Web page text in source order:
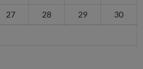
27 28 29 30